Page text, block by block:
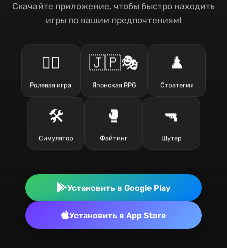
Скачайте приложение, чтобы быстро находить
игры по вашим предпочтениям!
🧙‍♂️
Ролевая игра
🇯🇵🎭
Японская RPG
♟️
Стратегия
🛠️
Симулятор
🥊
Файтинг
🔫
Шутер
Установить в Google Play
Установить в App Store